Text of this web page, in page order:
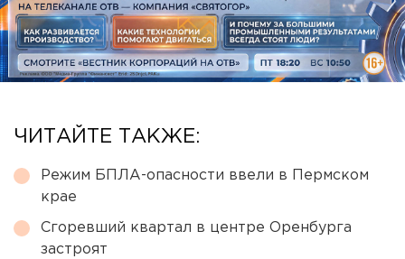
ЧИТАЙТЕ ТАКЖЕ:
Режим БПЛА-опасности ввели в Пермском
крае
Сгоревший квартал в центре Оренбурга
застроят